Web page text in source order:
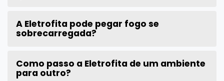
A Eletrofita pode pegar fogo se
sobrecarregada?
Como passo a Eletrofita de um ambiente
para outro?